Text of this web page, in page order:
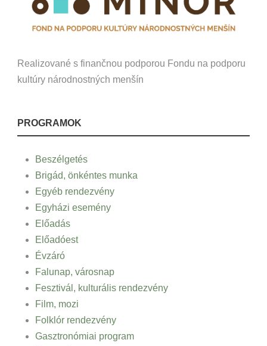
Realizované s finančnou podporou Fondu na podporu
kultúry národnostných menšín
PROGRAMOK
Beszélgetés
Brigád, önkéntes munka
Egyéb rendezvény
Egyházi esemény
Előadás
Előadóest
Évzáró
Falunap, városnap
Fesztivál, kulturális rendezvény
Film, mozi
Folklór rendezvény
Gasztronómiai program